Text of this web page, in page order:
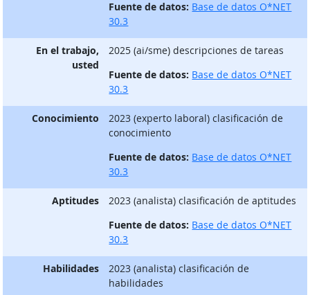
Fuente de datos: Base de datos O*NET
30.3
En el trabajo,
usted
2025 (ai/sme) descripciones de tareas
Fuente de datos: Base de datos O*NET
30.3
Conocimiento
2023 (experto laboral) clasificación de
conocimiento
Fuente de datos: Base de datos O*NET
30.3
Aptitudes
2023 (analista) clasificación de aptitudes
Fuente de datos: Base de datos O*NET
30.3
Habilidades
2023 (analista) clasificación de
habilidades